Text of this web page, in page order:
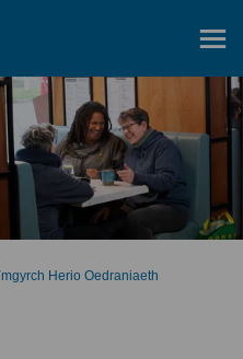
Herio Oedraniaeth